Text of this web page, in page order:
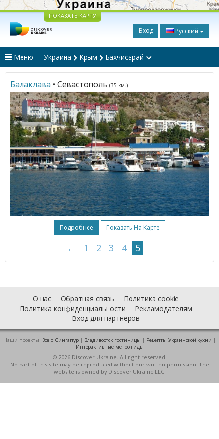
ПОКАЗАТЬ КАРТУ
Вход Русский
Меню Украина Крым Бахчисарай
Балаклава • Севастополь (35 км.)
Подробнее Показать На Карте
← 1 2 3 4 5 →
О нас Обратная связь
Политика cookie
Политика конфиденциальности
Рекламодателям
Вход для партнеров
Наши проекты: Все о Cингапур | Владивосток гостиницы | Рецепты Украинской кухни |
Интерактивные метро гиды
© 2026 Discover Ukraine. All right reserved.
No part of this site may be reproduced without our written permission. The
website is owned by Discover Ukraine LLC.